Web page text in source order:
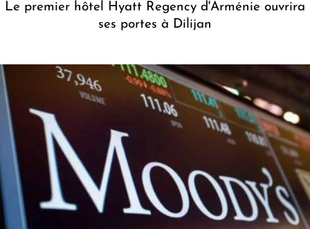
Le premier hôtel Hyatt Regency d'Arménie ouvrira
ses portes à Dilijan